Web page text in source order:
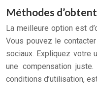
Méthodes
La meilleure option est
Vous pouvez le
sociaux. Expliquez votre
une compensation
conditions d’utilisation,